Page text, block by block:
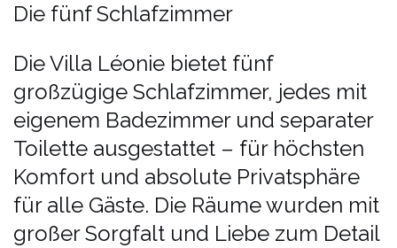
Die fünf Schlafzimmer
Die Villa Léonie bietet fünf
großzügige Schlafzimmer, jedes mit
eigenem Badezimmer und separater
Toilette ausgestattet – für höchsten
Komfort und absolute Privatsphäre
für alle Gäste. Die Räume wurden mit
großer Sorgfalt und Liebe zum Detail